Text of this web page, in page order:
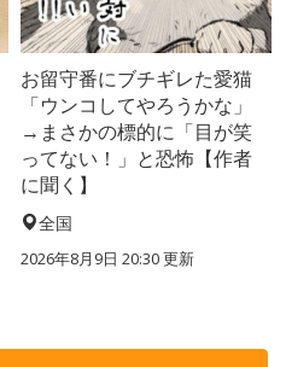
お留守番にブチギレた愛猫
「ウンコしてやろうかな」
→まさかの標的に「目が笑
ってない！」と恐怖【作者
に聞く】
全国
2026年8月9日 20:30更新